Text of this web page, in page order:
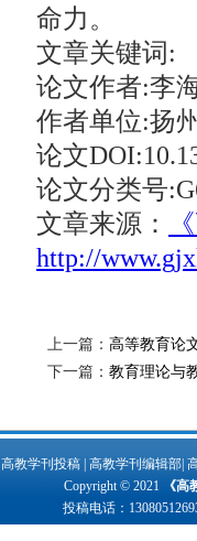
命力。
文章关键词:
论文作者:李
作者单位:扬
论文
论文分类号
文章来源：
http://
上一篇： 高等教育论
下一篇： 教育理论与
高教学刊投稿 高教学刊编辑部
Copyright © 2021
《高
投稿电话：